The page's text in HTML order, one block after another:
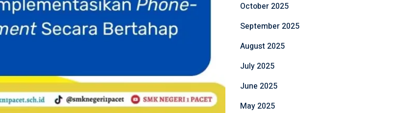
October 2025
September 2025
August 2025
July 2025
June 2025
May 2025